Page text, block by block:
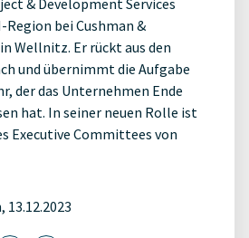
& Development Services
Region bei Cushman &
Wellnitz. Er rückt aus den
und übernimmt die Aufgabe
der das Unternehmen Ende
hat. In seiner neuen Rolle ist
Executive Committees von